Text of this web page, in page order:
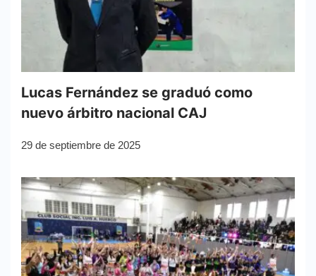
Lucas Fernández se graduó como
nuevo árbitro nacional CAJ
29 de septiembre de 2025